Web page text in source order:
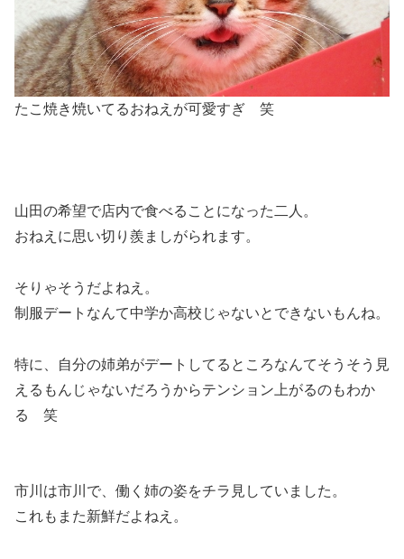
たこ焼き焼いてるおねえが可愛すぎ 笑
山田の希望で店内で食べることになった二人。
おねえに思い切り羨ましがられます。
そりゃそうだよねえ。
制服デートなんて中学か高校じゃないとできないもんね。
特に、自分の姉弟がデートしてるところなんてそうそう見
えるもんじゃないだろうからテンション上がるのもわか
る 笑
市川は市川で、働く姉の姿をチラ見していました。
これもまた新鮮だよねえ。